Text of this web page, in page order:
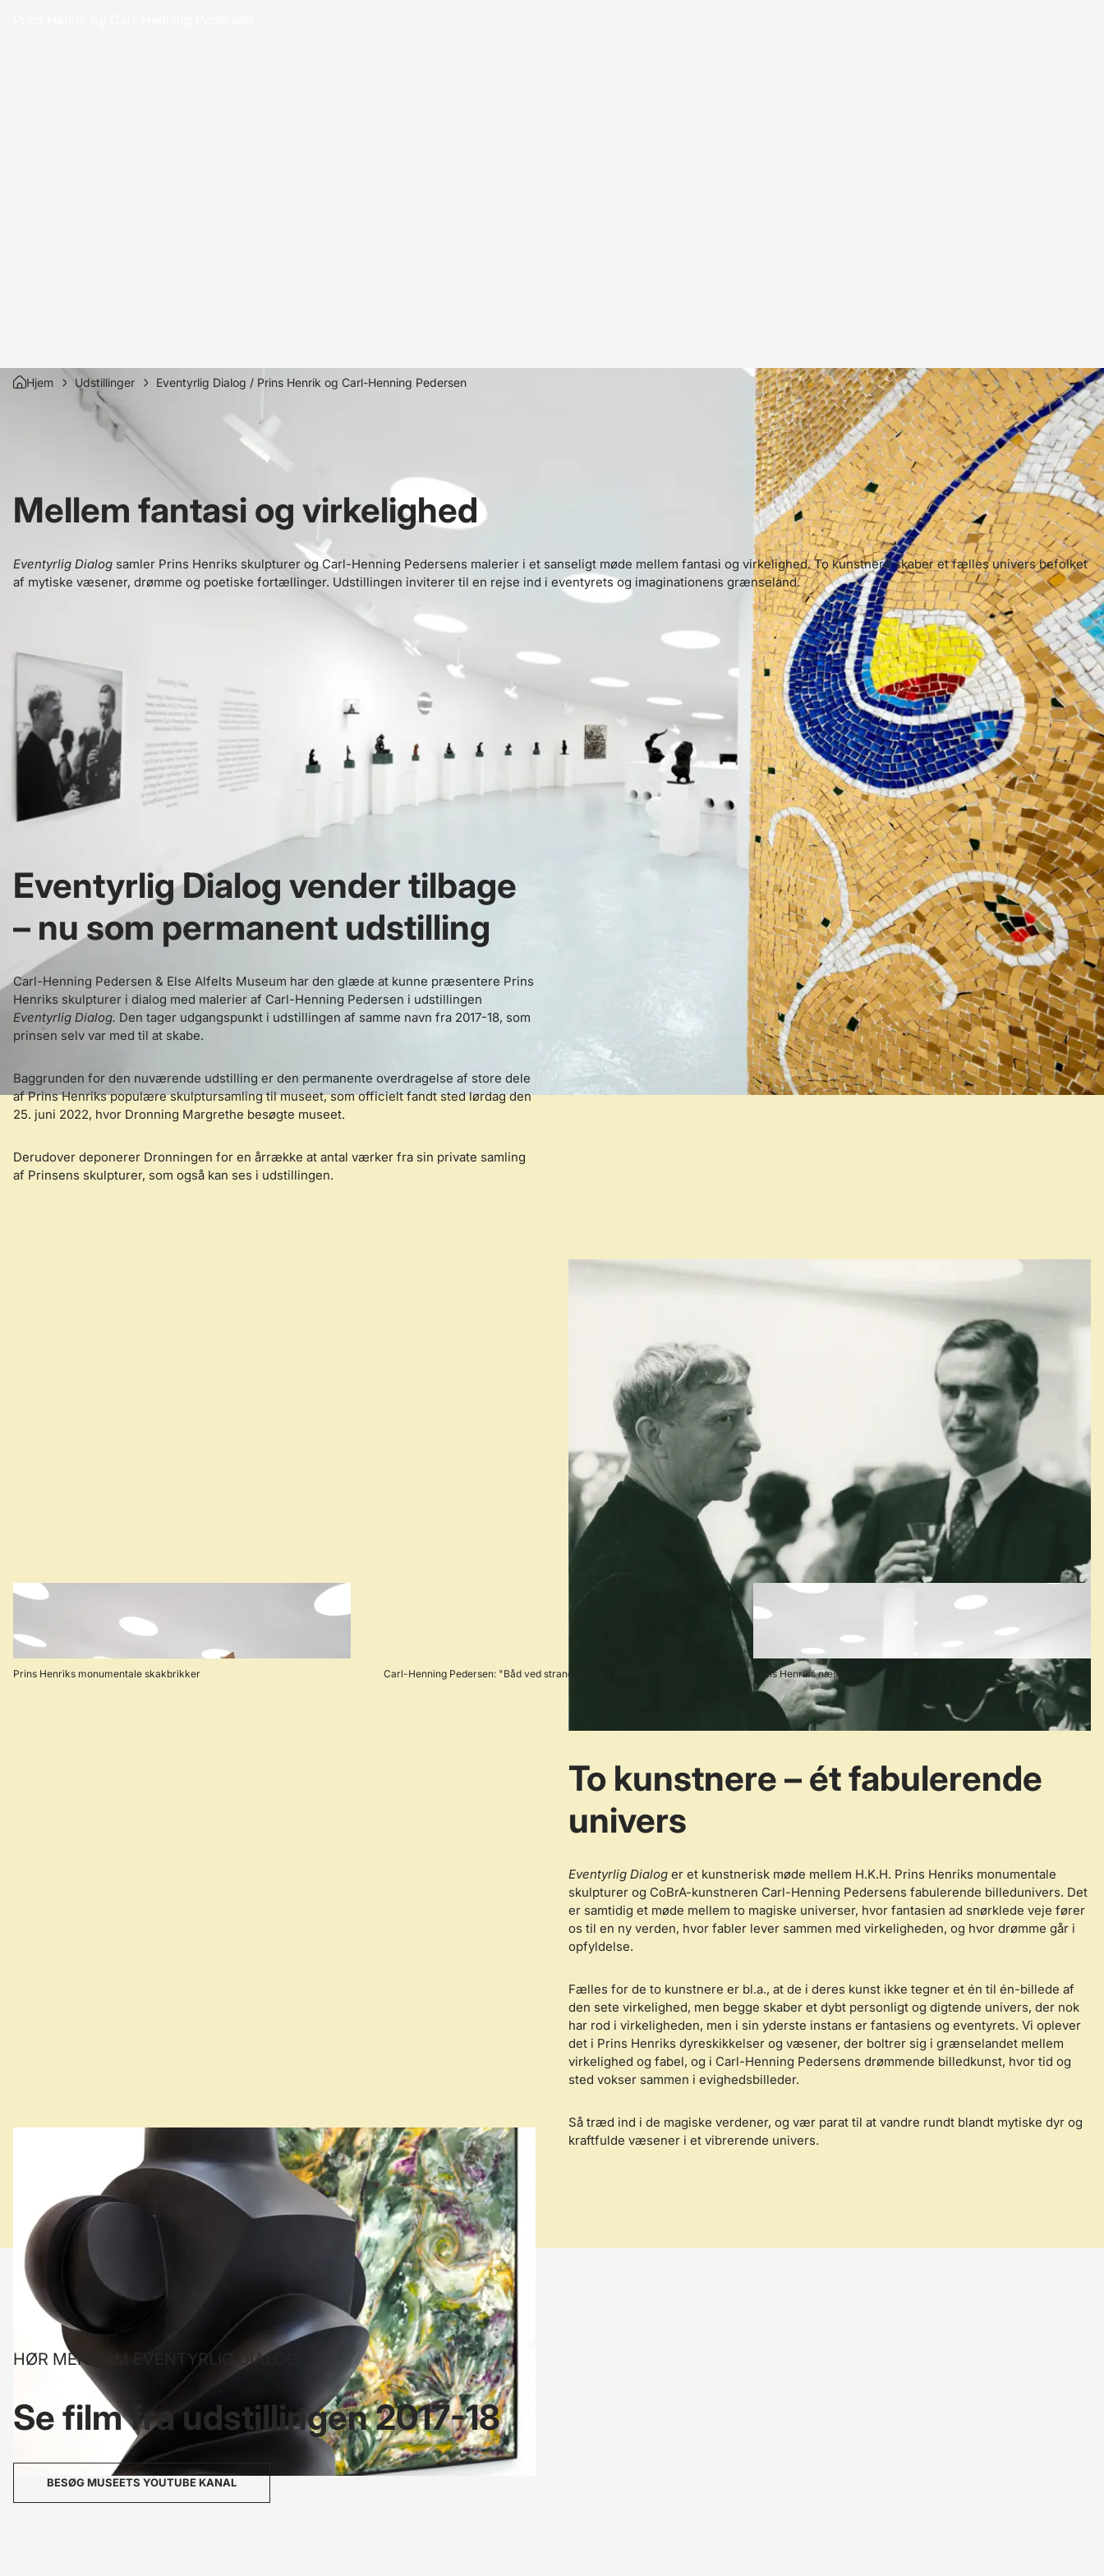
Hjem Udstillinger Eventyrlig Dialog / Prins Henrik og Carl-Henning Pedersen
Mellem fantasi og virkelighed
Eventyrlig Dialog samler Prins Henriks skulpturer og Carl-Henning Pedersens malerier i et sanseligt møde mellem fantasi og virkelighed. To kunstnere skaber et fælles univers befolket
af mytiske væsener, drømme og poetiske fortællinger. Udstillingen inviterer til en rejse ind i eventyrets og imaginationens grænseland.
Eventyrlig Dialog vender tilbage
– nu som permanent udstilling
Carl-Henning Pedersen & Else Alfelts Museum har den glæde at kunne præsentere Prins
Henriks skulpturer i dialog med malerier af Carl-Henning Pedersen i udstillingen
Eventyrlig Dialog. Den tager udgangspunkt i udstillingen af samme navn fra 2017-18, som
prinsen selv var med til at skabe.
Baggrunden for den nuværende udstilling er den permanente overdragelse af store dele
af Prins Henriks populære skulptursamling til museet, som officielt fandt sted lørdag den
25. juni 2022, hvor Dronning Margrethe besøgte museet.
Derudover deponerer Dronningen for en årrække at antal værker fra sin private samling
af Prinsens skulpturer, som også kan ses i udstillingen.
Prins Henriks monumentale skakbrikker Carl-Henning Pedersen: "Båd ved stranden, 1963 (udsnit) Prins Henriks næsehorn
To kunstnere – ét fabulerende
univers
Eventyrlig Dialog er et kunstnerisk møde mellem H.K.H. Prins Henriks monumentale
skulpturer og CoBrA-kunstneren Carl-Henning Pedersens fabulerende billedunivers. Det
er samtidig et møde mellem to magiske universer, hvor fantasien ad snørklede veje fører
os til en ny verden, hvor fabler lever sammen med virkeligheden, og hvor drømme går i
opfyldelse.
Fælles for de to kunstnere er bl.a., at de i deres kunst ikke tegner et én til én-billede af
den sete virkelighed, men begge skaber et dybt personligt og digtende univers, der nok
har rod i virkeligheden, men i sin yderste instans er fantasiens og eventyrets. Vi oplever
det i Prins Henriks dyreskikkelser og væsener, der boltrer sig i grænselandet mellem
virkelighed og fabel, og i Carl-Henning Pedersens drømmende billedkunst, hvor tid og
sted vokser sammen i evighedsbilleder.
Så træd ind i de magiske verdener, og vær parat til at vandre rundt blandt mytiske dyr og
kraftfulde væsener i et vibrerende univers.
HØR MERE OM EVENTYRLIG DIALOG
Se film fra udstillingen 2017-18
BESØG MUSEETS YOUTUBE KANAL